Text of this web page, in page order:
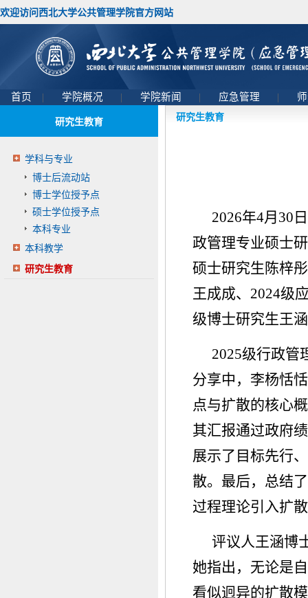
欢迎访问西北大学公共管理学院官方网站
首页 | 学院概况 | 学院新闻 | 应急管理 |
研究生教育
学科与专业
博士后流动站
博士学位授予点
硕士学位授予点
本科专业
本科教学
研究生教育
研究生教育
2026年4月30
政管理专业硕士
硕士研究生陈梓
王成成、2024级
级博士研究生王
2025级行政管
分享中，李杨恬
点与扩散的核心
其汇报通过政府
展示了目标先行
散。最后，总结
过程理论引入扩
评议人王涵博
她指出，无论是
看似迥异的扩散